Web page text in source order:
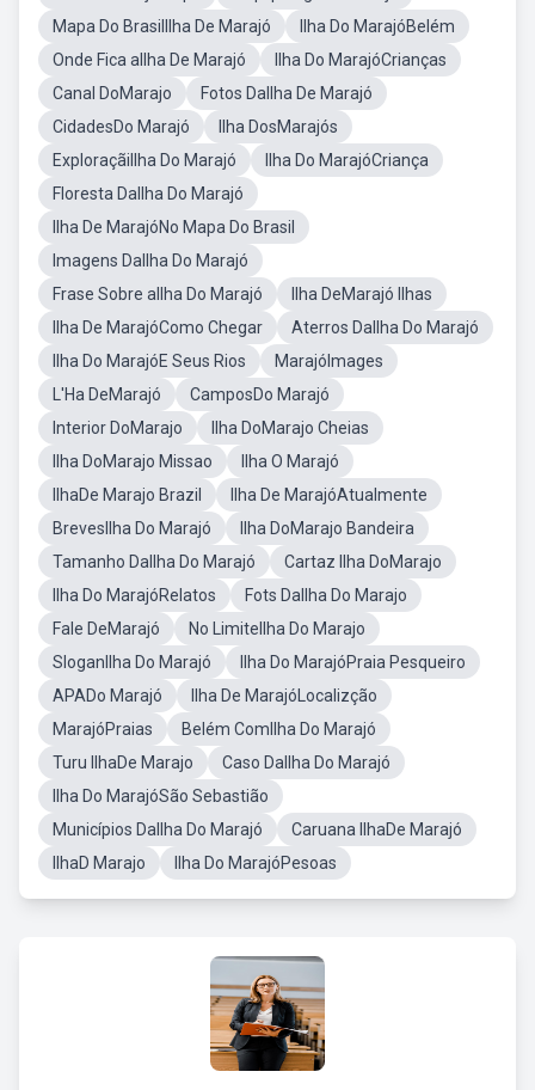
Mapa Do BrasilIlha De Marajó
Ilha Do MarajóBelém
Onde Fica aIlha De Marajó
Ilha Do MarajóCrianças
Canal DoMarajo
Fotos DaIlha De Marajó
CidadesDo Marajó
Ilha DosMarajós
ExploraçãiIlha Do Marajó
Ilha Do MarajóCriança
Floresta DaIlha Do Marajó
Ilha De MarajóNo Mapa Do Brasil
Imagens DaIlha Do Marajó
Frase Sobre aIlha Do Marajó
Ilha DeMarajó Ilhas
Ilha De MarajóComo Chegar
Aterros DaIlha Do Marajó
Ilha Do MarajóE Seus Rios
MarajóImages
L'Ha DeMarajó
CamposDo Marajó
Interior DoMarajo
Ilha DoMarajo Cheias
Ilha DoMarajo Missao
Ilha O Marajó
IlhaDe Marajo Brazil
Ilha De MarajóAtualmente
BrevesIlha Do Marajó
Ilha DoMarajo Bandeira
Tamanho DaIlha Do Marajó
Cartaz Ilha DoMarajo
Ilha Do MarajóRelatos
Fots DaIlha Do Marajo
Fale DeMarajó
No LimiteIlha Do Marajo
SloganIlha Do Marajó
Ilha Do MarajóPraia Pesqueiro
APADo Marajó
Ilha De MarajóLocalizção
MarajóPraias
Belém ComIlha Do Marajó
Turu IlhaDe Marajo
Caso DaIlha Do Marajó
Ilha Do MarajóSão Sebastião
Municípios DaIlha Do Marajó
Caruana IlhaDe Marajó
IlhaD Marajo
Ilha Do MarajóPesoas